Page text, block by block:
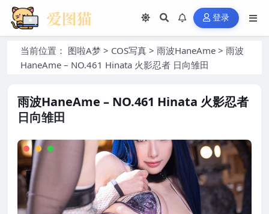
登录
当前位置： 图啦A梦 > COS写真 > 雨波HaneAme > 雨波
HaneAme – NO.461 Hinata 火影忍者 日向雏田
雨波HaneAme – NO.461 Hinata 火影忍者
日向雏田